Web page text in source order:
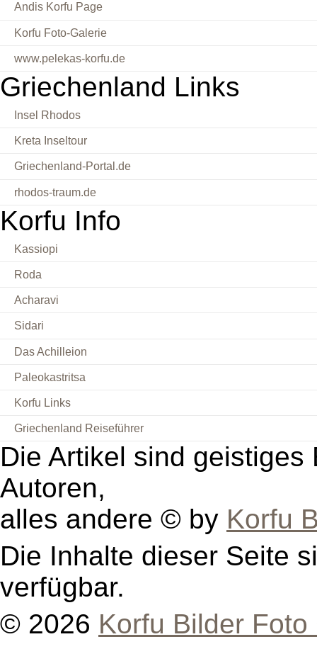
Andis Korfu Page
Korfu Foto-Galerie
www.pelekas-korfu.de
Griechenland Links
Insel Rhodos
Kreta Inseltour
Griechenland-Portal.de
rhodos-traum.de
Korfu Info
Kassiopi
Roda
Acharavi
Sidari
Das Achilleion
Paleokastritsa
Korfu Links
Griechenland Reiseführer
Die Artikel sind
Autoren,
alles andere © by Korfu
Die Inhalte dieser Seite
verfügbar.
© 2026 Korfu Bilder Foto